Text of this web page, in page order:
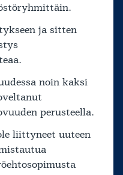
ja sitten
noin kaksi
perusteella.
liittyneet uuteen